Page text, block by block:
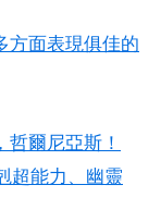
方面表現俱佳的
爾尼亞斯！
超能力、幽靈